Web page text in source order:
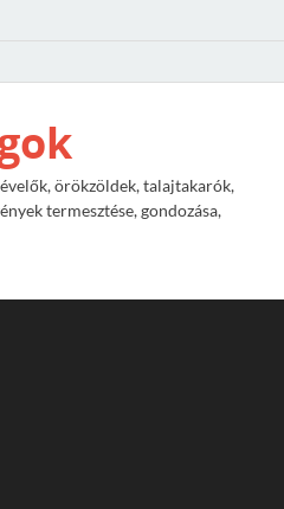
örökzöldek, talajtakarók,
termesztése, gondozása,